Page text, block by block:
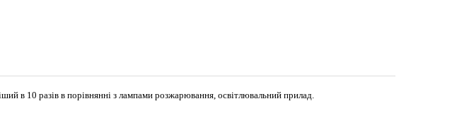
в 10 разів в порівнянні з лампами розжарювання, освітлювальний прилад.